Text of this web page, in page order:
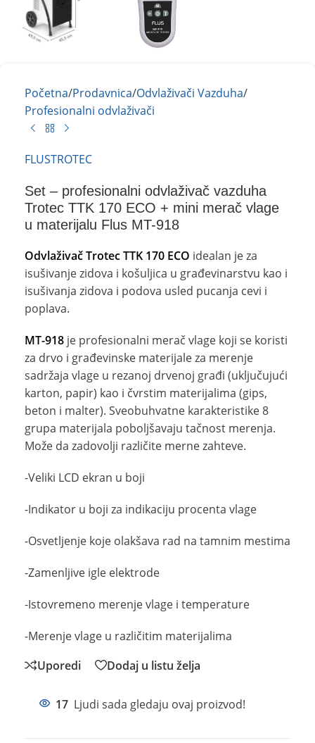
Početna/Prodavnica/Odvlaživači Vazduha/
Profesionalni odvlaživači
FLUSTROTEC
Set – profesionalni odvlaživač vazduha
Trotec TTK 170 ECO + mini merač vlage
u materijalu Flus MT-918
Odvlaživač Trotec TTK 170 ECO idealan je za
isušivanje zidova i košuljica u građevinarstvu kao i
isušivanja zidova i podova usled pucanja cevi i
poplava.
MT-918 je profesionalni merač vlage koji se koristi
za drvo i građevinske materijale za merenje
sadržaja vlage u rezanoj drvenoj građi (uključujući
karton, papir) kao i čvrstim materijalima (gips,
beton i malter). Sveobuhvatne karakteristike 8
grupa materijala poboljšavaju tačnost merenja.
Može da zadovolji različite merne zahteve.
-Veliki LCD ekran u boji
-Indikator u boji za indikaciju procenta vlage
-Osvetljenje koje olakšava rad na tamnim mestima
-Zamenljive igle elektrode
-Istovremeno merenje vlage i temperature
-Merenje vlage u različitim materijalima
Uporedi
Dodaj u listu želja
17 Ljudi sada gledaju ovaj proizvod!